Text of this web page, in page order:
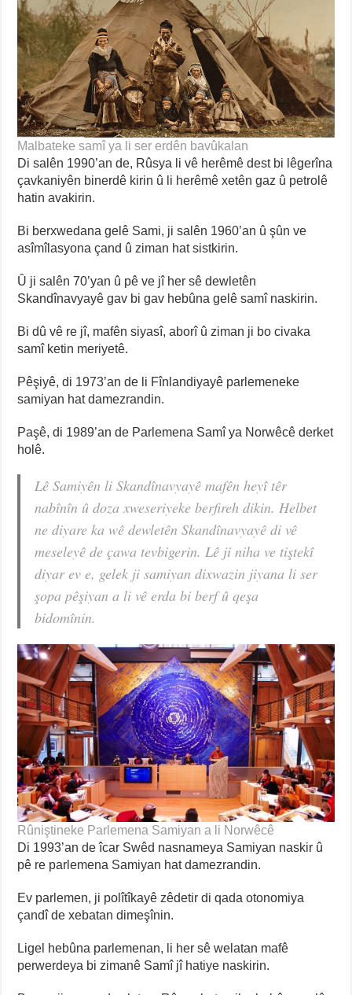
Malbateke samî ya li ser erdên bavûkalan
Di salên 1990’an de, Rûsya li vê herêmê dest bi lêgerîna
çavkaniyên binerdê kirin û li herêmê xetên gaz û petrolê
hatin avakirin.
Bi berxwedana gelê Sami, ji salên 1960’an û şûn ve
asîmîlasyona çand û ziman hat sistkirin.
Û ji salên 70’yan û pê ve jî her sê dewletên
Skandînavyayê gav bi gav hebûna gelê samî naskirin.
Bi dû vê re jî, mafên siyasî, aborî û ziman ji bo civaka
samî ketin meriyetê.
Pêşiyê, di 1973’an de li Fînlandiyayê parlemeneke
samiyan hat damezrandin.
Paşê, di 1989’an de Parlemena Samî ya Norwêcê derket
holê.
Lê Samiyên li Skandînavyayê mafên heyî têr
nabînîn û doza xweseriyeke berfireh dikin. Helbet
ne diyare ka wê dewletên Skandînavyayê di vê
meseleyê de çawa tevbigerin. Lê ji niha ve tiştekî
diyar ev e, gelek ji samiyan dixwazin jiyana li ser
şopa pêşiyan a li vê erda bi berf û qeşa
bidomînin.
Rûniştineke Parlemena Samiyan a li Norwêcê
Di 1993’an de îcar Swêd nasnameya Samiyan naskir û
pê re parlemena Samiyan hat damezrandin.
Ev parlemen, ji polîtîkayê zêdetir di qada otonomiya
çandî de xebatan dimeşînin.
Ligel hebûna parlemenan, li her sê welatan mafê
perwerdeya bi zimanê Samî jî hatiye naskirin.